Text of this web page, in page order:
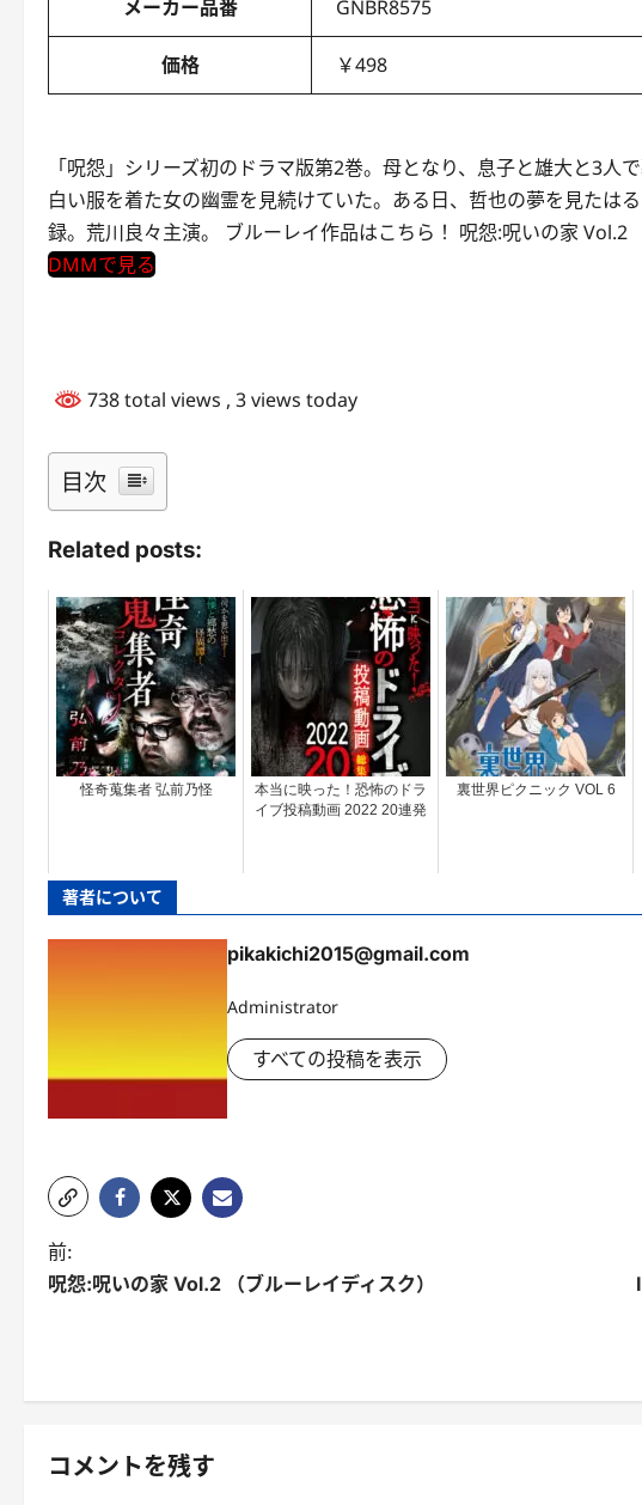
メーカー品番 GNBR8575
価格 ￥498
「呪怨」シリーズ初のドラマ版第2巻。母となり、息子と雄大と3人
白い服を着た女の幽霊を見続けていた。ある日、哲也の夢を見たは
録。荒川良々主演。 ブルーレイ作品はこちら！ 呪怨:呪いの家 Vol.2
DMMで見る
738 total views , 3 views today
目次
Related posts:
怪奇蒐集者 弘前乃怪
本当に映った！恐怖のドラ
イブ投稿動画 2022 20連発
裏世界ピクニック VOL 6
著者について
pikakichi2015@gmail.com
Administrator
すべての投稿を表示
投
稿
ー
前:
呪怨:呪いの家 Vol.2 （ブルーレイディスク）
コメントを残す